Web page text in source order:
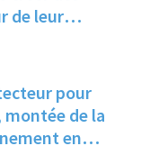
de leur
pour
de la
en